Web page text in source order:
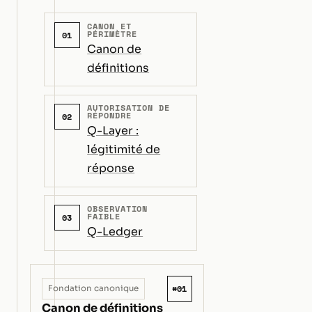
01
CANON ET
PÉRIMÈTRE
Canon de
définitions
02
AUTORISATION DE
RÉPONDRE
Q-Layer :
légitimité de
réponse
03
OBSERVATION
FAIBLE
Q-Ledger
Fondation canonique #01
Canon de définitions